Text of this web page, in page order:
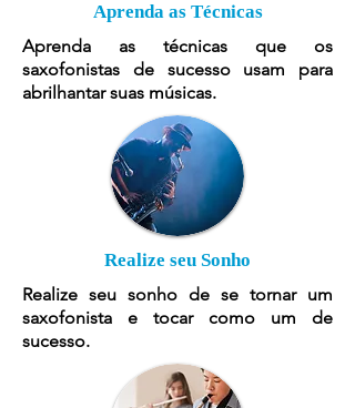
Aprenda as Técnicas
Aprenda as técnicas que os
saxofonistas de sucesso usam para
abrilhantar suas músicas.
Realize seu Sonho
Realize seu sonho de se tornar um
saxofonista e tocar como um de
sucesso.